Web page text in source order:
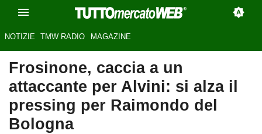
NOTIZIE TMW RADIO MAGAZINE
Frosinone, caccia a un
attaccante per Alvini: si alza il
pressing per Raimondo del
Bologna